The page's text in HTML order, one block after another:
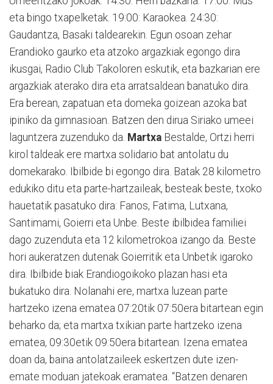
eta bingo txapelketak. 19:00: Karaokea. 24:30:
Gaudantza, Basaki taldearekin. Egun osoan zehar
Erandioko gaurko eta atzoko argazkiak egongo dira
ikusgai, Radio Club Takoloren eskutik, eta bazkarian ere
argazkiak aterako dira eta arratsaldean banatuko dira.
Era berean, zapatuan eta domeka goizean azoka bat
ipiniko da gimnasioan. Batzen den dirua Siriako umeei
laguntzera zuzenduko da. Martxa Bestalde, Ortzi herri
kirol taldeak ere martxa solidario bat antolatu du
domekarako. Ibilbide bi egongo dira. Batak 28 kilometro
edukiko ditu eta parte-hartzaileak, besteak beste, txoko
hauetatik pasatuko dira: Fanos, Fatima, Lutxana,
Santimami, Goierri eta Unbe. Beste ibilbidea familiei
dago zuzenduta eta 12 kilometrokoa izango da. Beste
hori aukeratzen dutenak Goierritik eta Unbetik igaroko
dira. Ibilbide biak Erandiogoikoko plazan hasi eta
bukatuko dira. Nolanahi ere, martxa luzean parte
hartzeko izena ematea 07:20tik 07:50era bitartean egin
beharko da; eta martxa txikian parte hartzeko izena
ematea, 09:30etik 09:50era bitartean. Izena ematea
doan da, baina antolatzaileek eskertzen dute izen-
emate moduan jatekoak eramatea. “Batzen denaren